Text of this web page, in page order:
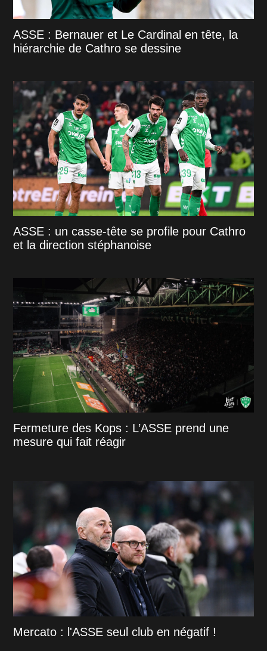
ASSE : Bernauer et Le Cardinal en tête, la
hiérarchie de Cathro se dessine
ASSE : un casse-tête se profile pour Cathro
et la direction stéphanoise
Fermeture des Kops : L’ASSE prend une
mesure qui fait réagir
Mercato : l'ASSE seul club en négatif !